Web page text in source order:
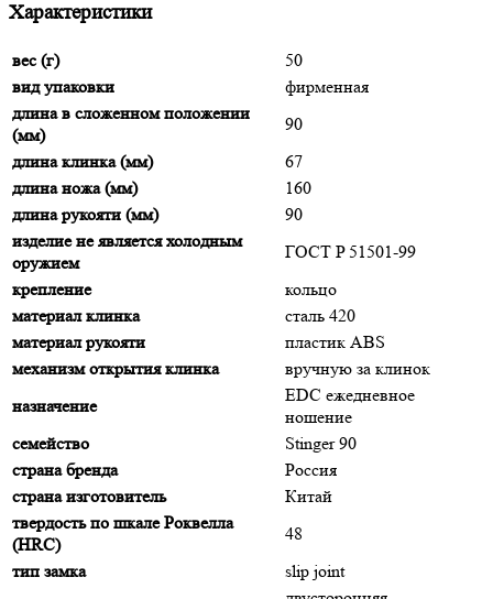
Характеристики
вес (г)
50
вид упаковки
фирменная
длина в сложенном положении
(мм)
90
длина клинка (мм)
67
длина ножа (мм)
160
длина рукояти (мм)
90
изделие не является холодным
оружием
ГОСТ P 51501-99
крепление
кольцо
материал клинка
сталь 420
материал рукояти
пластик ABS
механизм открытия клинка
вручную за клинок
назначение
EDC ежедневное
ношение
семейство
Stinger 90
страна бренда
Россия
страна изготовитель
Китай
твердость по шкале Роквелла
(HRC)
48
тип замка
slip joint